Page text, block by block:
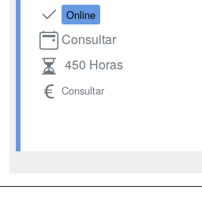
Online
Consultar
450 Horas
Consultar